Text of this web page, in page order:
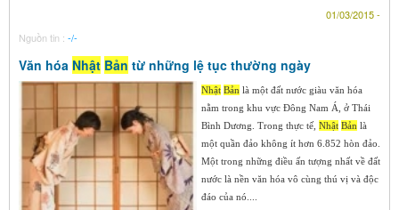
01/03/2015 -
Nguồn tin : -/-
Văn hóa Nhật Bản từ những lệ tục thường ngày
Nhật Bản là một đất nước giàu văn hóa
nằm trong khu vực Đông Nam Á, ở Thái
Bình Dương. Trong thực tế, Nhật Bản là
một quần đảo không ít hơn 6.852 hòn đảo.
Một trong những điều ấn tượng nhất về đất
nước là nền văn hóa vô cùng thú vị và độc
đáo của nó....